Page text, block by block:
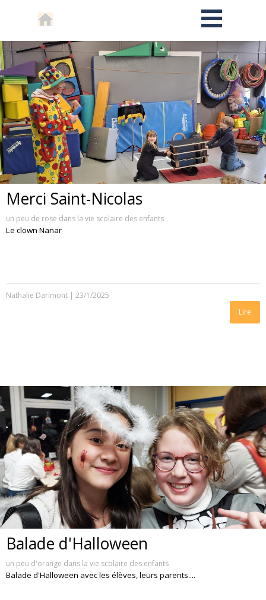
Merci Saint-Nicolas
un peu de rose dans la vie scolaire des enfants
Le clown Nanar
Nathalie Darimont | 23/1/2025
Lire
Balade d'Halloween
un peu d'orange dans la vie scolaire des enfants
Balade d'Halloween avec les élèves, leurs parents....